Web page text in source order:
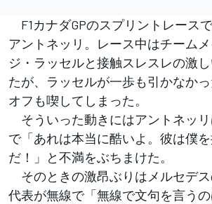
F1カナダGPのスプリントレース
アントネッリ。レース中はチーム
ジ・ラッセルと接触スレスレの激
たが、ラッセルが一歩も引かなか
オフも喫してしまった。
そういった動きにはアントネッ
で「あれは本当に酷いよ。彼は僕
だ！」と不満をぶちまけた。
そのときの激昂ぶりはメルセデ
代表が無線で「無線で文句を言う